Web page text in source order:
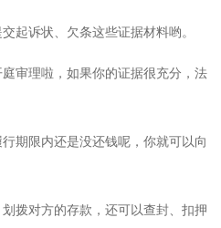
起诉状、欠条这些证据材料哟。
审理啦，如果你的证据很充分，法
期限内还是没还钱呢，你就可以向
拨对方的存款，还可以查封、扣押